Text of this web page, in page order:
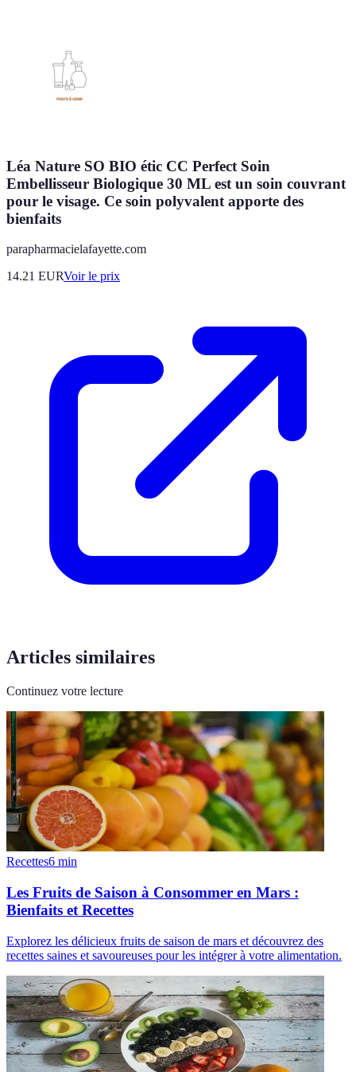
Léa Nature SO BIO étic CC Perfect Soin
Embellisseur Biologique 30 ML est un soin couvrant
pour le visage. Ce soin polyvalent apporte des
bienfaits
parapharmacielafayette.com
14.21 EURVoir le prix
Articles similaires
Continuez votre lecture
Recettes6 min
Les Fruits de Saison à Consommer en Mars :
Bienfaits et Recettes
Explorez les délicieux fruits de saison de mars et découvrez des
recettes saines et savoureuses pour les intégrer à votre alimentation.